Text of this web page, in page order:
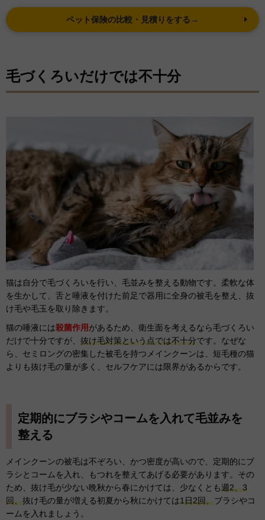
ペット保険の比較・見積りをする→
毛づくろいだけでは不十分
猫は自分で毛づくろいを行い、毛並みを整える動物です。柔軟な体
を生かして、舌と唾液を付けた前足で器用に全身の被毛を整え、抜
け毛や毛玉を取り除きます。
猫の唾液には殺菌作用があるため、衛生面を考えるなら毛づくろい
だけで十分ですが、 抜け毛対策という点では不十分です。なぜな
ら、セミロングの密集した被毛を持つメインクーンは、短毛種の猫
よりも抜け毛の量が多く、セルフケアには限界があるからです。
定期的にブラシやコームを入れて毛並みを
整える
メインクーンの被毛は不ぞろい、かつ密度が高いので、定期的にブ
ラシとコームを入れ、もつれを整えてあげる必要があります。その
ため、抜け毛が少ない晩秋から春にかけては、少なくとも週2、3
回、抜け毛の量が増える初夏から秋にかけては1日2回、ブラシやコ
ームを入れましょう。